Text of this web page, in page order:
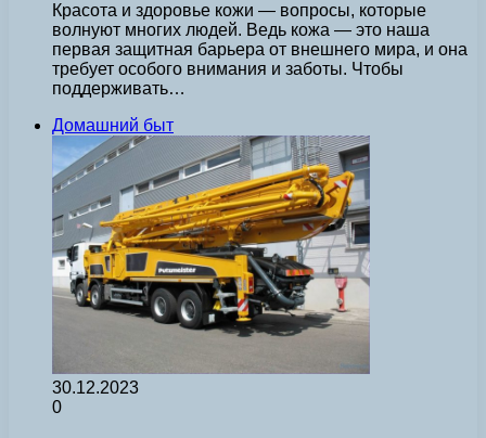
Красота и здоровье кожи — вопросы, которые
волнуют многих людей. Ведь кожа — это наша
первая защитная барьера от внешнего мира, и она
требует особого внимания и заботы. Чтобы
поддерживать…
Домашний быт
30.12.2023
0